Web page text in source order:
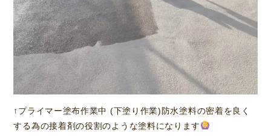
↑プライマー塗布作業中 (下塗り作業)防水塗料の密着を良く
する為の接着剤の役割のような塗料になります